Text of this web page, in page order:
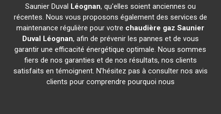
Saunier Duval Léognan, qu'elles soient anciennes ou
récentes. Nous vous proposons également des services de
maintenance régulière pour votre chaudière gaz Saunier
Duval Léognan, afin de prévenir les pannes et de vous
garantir une efficacité énergétique optimale. Nous sommes
fiers de nos garanties et de nos résultats, nos clients
satisfaits en témoignent. N'hésitez pas à consulter nos avis
clients pour comprendre pourquoi nous